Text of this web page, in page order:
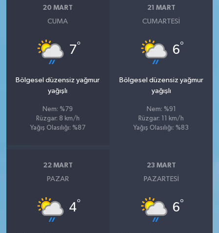
20 MART
CUMA
7°
Bölgesel düzensiz yağmur
yağışlı
Nem: %79
Rüzgar: 8 km/h
Yağış Olasılığı: %87
21 MART
CUMARTESI
6°
Bölgesel düzensiz yağmur
yağışlı
Nem: %91
Rüzgar: 11 km/h
Yağış Olasılığı: %83
22 MART
PAZAR
4°
23 MART
PAZARTESI
6°